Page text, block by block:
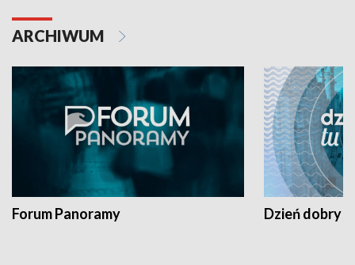
ARCHIWUM
Forum Panoramy Dzień dobry